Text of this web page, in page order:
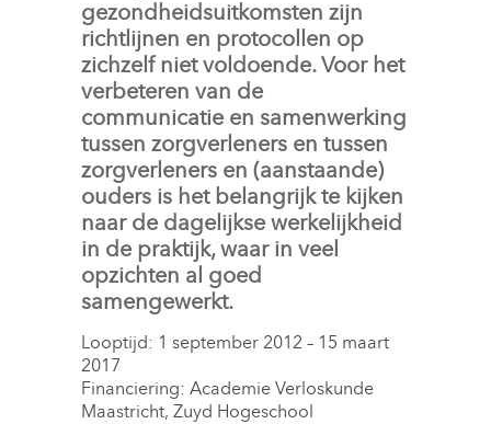
gezondheidsuitkomsten zijn
richtlijnen en protocollen op
zichzelf niet voldoende. Voor het
verbeteren van de
communicatie en samenwerking
tussen zorgverleners en tussen
zorgverleners en (aanstaande)
ouders is het belangrijk te kijken
naar de dagelijkse werkelijkheid
in de praktijk, waar in veel
opzichten al goed
samengewerkt.
Looptijd: 1 september 2012 – 15 maart
2017
Financiering: Academie Verloskunde
Maastricht, Zuyd Hogeschool